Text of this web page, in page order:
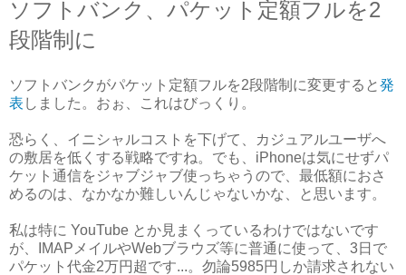
ソフトバンク、パケット定額フルを2
段階制に
ソフトバンクがパケット定額フルを2段階制に変更すると発
表 しました。おぉ、これはびっくり。
恐らく、イニシャルコストを下げて、カジュアルユーザへ
の敷居を低くする戦略ですね。でも、iPhoneは気にせずパ
ケット通信をジャブジャブ使っちゃうので、最低額におさ
めるのは、なかなか難しいんじゃないかな、と思います。
私は特に YouTube とか見まくっているわけではないです
が、IMAPメイルやWebブラウズ等に普通に使って、3日で
パケット代金2万円超です...。勿論5985円しか請求されない